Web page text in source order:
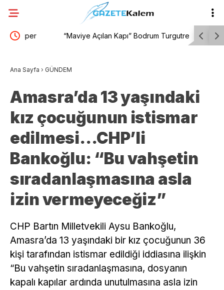
“Maviye Açılan Kapı” Bodrum Turgutreis Manisa
Ana Sayfa › GÜNDEM
Amasra’da 13 yaşındaki
kız çocuğunun istismar
edilmesi…CHP’li
Bankoğlu: “Bu vahşetin
sıradanlaşmasına asla
izin vermeyeceğiz”
CHP Bartın Milletvekili Aysu Bankoğlu,
Amasra’da 13 yaşındaki bir kız çocuğunun 36
kişi tarafından istismar edildiği iddiasına ilişkin
“Bu vahşetin sıradanlaşmasına, dosyanın
kapalı kapılar ardında unutulmasına asla izin